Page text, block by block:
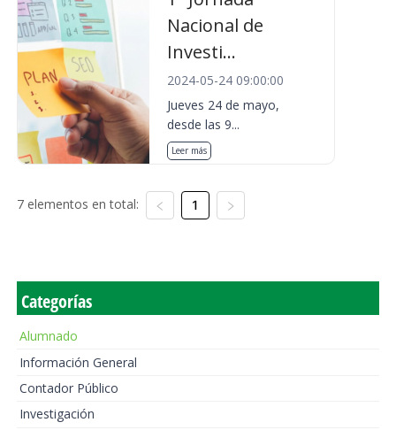
Nacional de
Investi...
2024-05-24 09:00:00
Jueves 24 de mayo,
desde las 9...
Leer más
7 elementos en total: 1
Categorías
Alumnado
Información General
Contador Público
Investigación